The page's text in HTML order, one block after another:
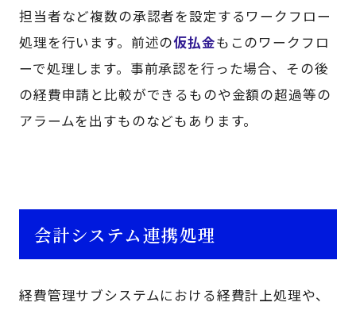
担当者など複数の承認者を設定するワークフロー
処理を行います。前述の仮払金もこのワークフロ
ーで処理します。事前承認を行った場合、その後
の経費申請と比較ができるものや金額の超過等の
アラームを出すものなどもあります。
会計システム連携処理
経費管理サブシステムにおける経費計上処理や、